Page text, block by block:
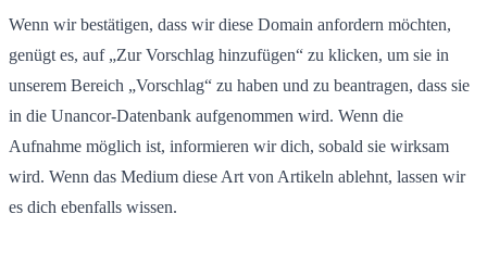
Wenn wir bestätigen, dass wir diese Domain anfordern möchten,
genügt es, auf „Zur Vorschlag hinzufügen“ zu klicken, um sie in
unserem Bereich „Vorschlag“ zu haben und zu beantragen, dass sie
in die Unancor-Datenbank aufgenommen wird. Wenn die
Aufnahme möglich ist, informieren wir dich, sobald sie wirksam
wird. Wenn das Medium diese Art von Artikeln ablehnt, lassen wir
es dich ebenfalls wissen.